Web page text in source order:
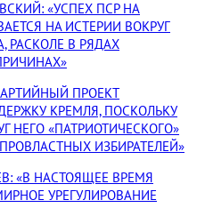
«УСПЕХ ПСР НА
НА ИСТЕРИИ ВОКРУГ
РАСКОЛЕ В РЯДАХ
ПРОЕКТ
КРЕМЛЯ, ПОСКОЛЬКУ
НЕГО «ПАТРИОТИЧЕСКОГО»
ИЗБИРАТЕЛЕЙ»
«В НАСТОЯЩЕЕ ВРЕМЯ
УРЕГУЛИРОВАНИЕ